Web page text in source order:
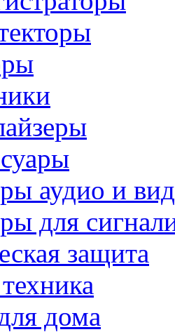
аудио и
для
защита
дома